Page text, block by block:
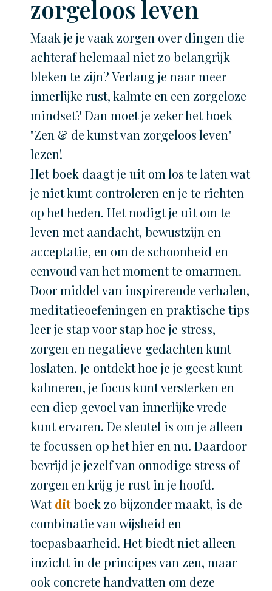
zorgeloos leven
Maak je je vaak zorgen over dingen die
achteraf helemaal niet zo belangrijk
bleken te zijn? Verlang je naar meer
innerlijke rust, kalmte en een zorgeloze
mindset? Dan moet je zeker het boek
"Zen & de kunst van zorgeloos leven"
lezen!
Het boek daagt je uit om los te laten wat
je niet kunt controleren en je te richten
op het heden. Het nodigt je uit om te
leven met aandacht, bewustzijn en
acceptatie, en om de schoonheid en
eenvoud van het moment te omarmen.
Door middel van inspirerende verhalen,
meditatieoefeningen en praktische tips
leer je stap voor stap hoe je stress,
zorgen en negatieve gedachten kunt
loslaten. Je ontdekt hoe je je geest kunt
kalmeren, je focus kunt versterken en
een diep gevoel van innerlijke vrede
kunt ervaren. De sleutel is om je alleen
te focussen op het hier en nu. Daardoor
bevrijd je jezelf van onnodige stress of
zorgen en krijg je rust in je hoofd.
Watditboek zo bijzonder maakt, is de
combinatie van wijsheid en
toepasbaarheid. Het biedt niet alleen
inzicht in de principes van zen, maar
ook concrete handvatten om deze